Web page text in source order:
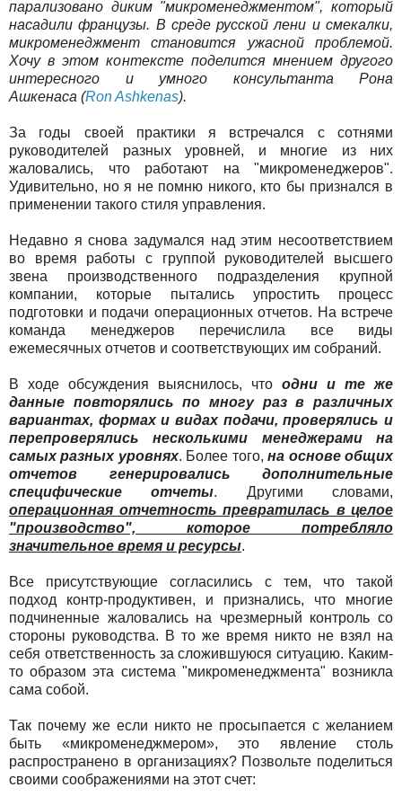
парализовано диким "микроменеджментом", который
насадили французы. В среде русской лени и смекалки,
микроменеджмент становится ужасной проблемой.
Хочу в этом контексте поделится мнением другого
интересного и умного консультанта Рона
Ашкенаса (Ron Ashkenas).
За годы своей практики я встречался с сотнями
руководителей разных уровней, и многие из них
жаловались, что работают на "микроменеджеров".
Удивительно, но я не помню никого, кто бы признался в
применении такого стиля управления.
Недавно я снова задумался над этим несоответствием
во время работы с группой руководителей высшего
звена производственного подразделения крупной
компании, которые пытались упростить процесс
подготовки и подачи операционных отчетов. На встрече
команда менеджеров перечислила все виды
ежемесячных отчетов и соответствующих им собраний.
В ходе обсуждения выяснилось, что одни и те же
данные повторялись по многу раз в различных
вариантах, формах и видах подачи, проверялись и
перепроверялись несколькими менеджерами на
самых разных уровнях. Более того,на основе общих
отчетов генерировались дополнительные
специфические отчеты. Другими словами,
операционная отчетность превратилась в целое
"производство", которое потребляло
значительное время и ресурсы.
Все присутствующие согласились с тем, что такой
подход контр-продуктивен, и признались, что многие
подчиненные жаловались на чрезмерный контроль со
стороны руководства. В то же время никто не взял на
себя ответственность за сложившуюся ситуацию. Каким-
то образом эта система "микроменеджмента" возникла
сама собой.
Так почему же если никто не просыпается с желанием
быть «микроменеджмером», это явление столь
распространено в организациях? Позвольте поделиться
своими соображениями на этот счет: